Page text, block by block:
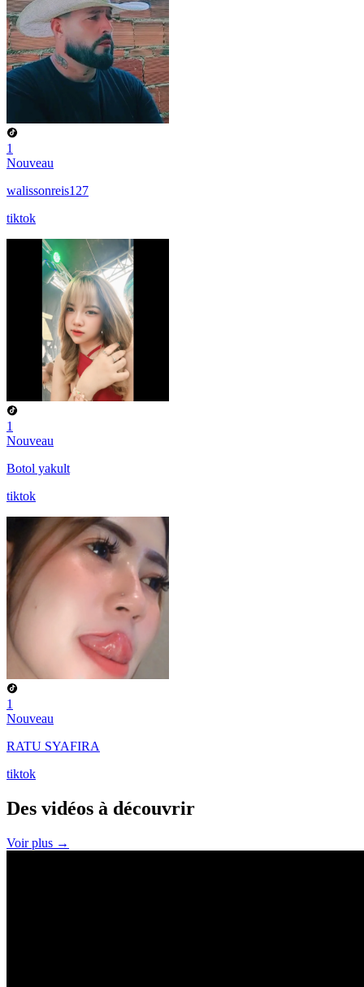
1
Nouveau
walissonreis127
tiktok
1
Nouveau
Botol yakult
tiktok
1
Nouveau
RATU SYAFIRA
tiktok
Des vidéos à découvrir
Voir plus →